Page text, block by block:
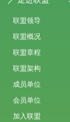
联盟领导
联盟概况
联盟章程
联盟架构
成员单位
会员单位
加入联盟